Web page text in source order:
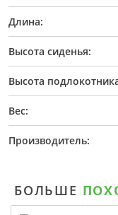
Длина:
Высота сиденья:
Высота
Вес:
Производитель:
БОЛЬШЕ